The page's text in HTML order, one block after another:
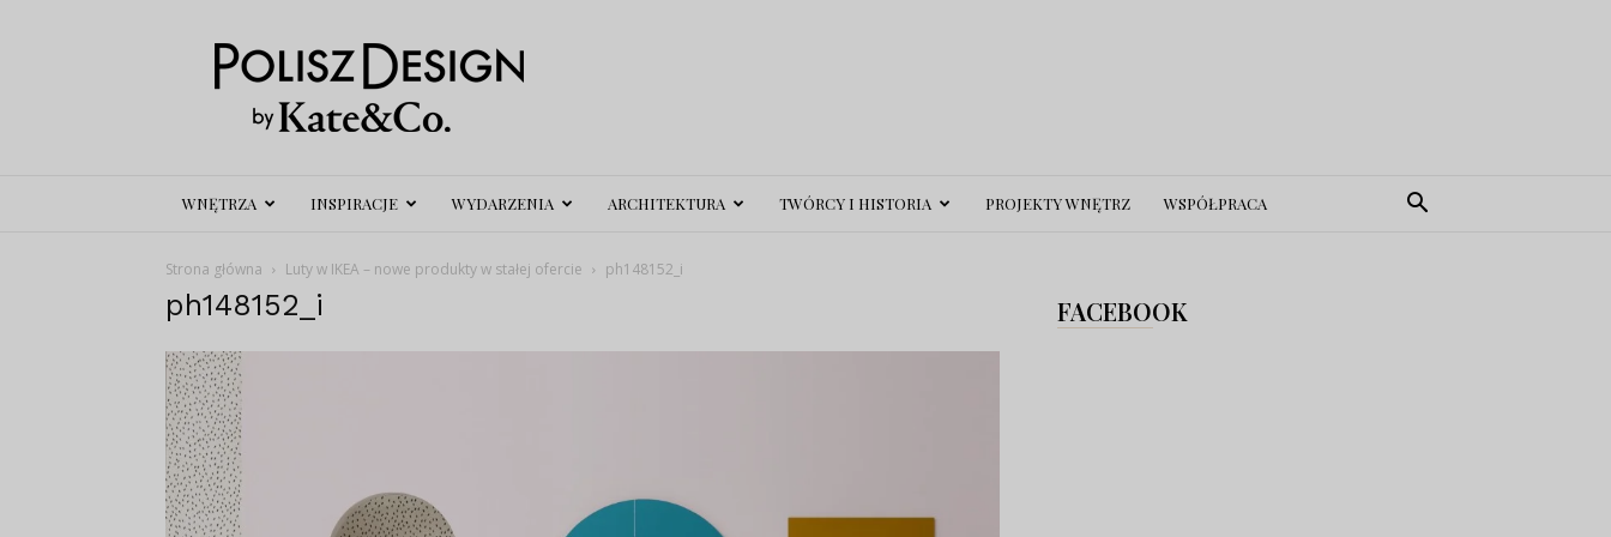
Polisz
Design
WNĘTRZA INSPIRACJE WYDARZENIA ARCHITEKTURA TWÓRCY I HISTORIA PROJEKTY WNĘTRZ WSPÓŁPRACA
Strona główna Luty w IKEA – nowe produkty w stałej ofercie ph148152_i
ph148152_i FACEBOOK